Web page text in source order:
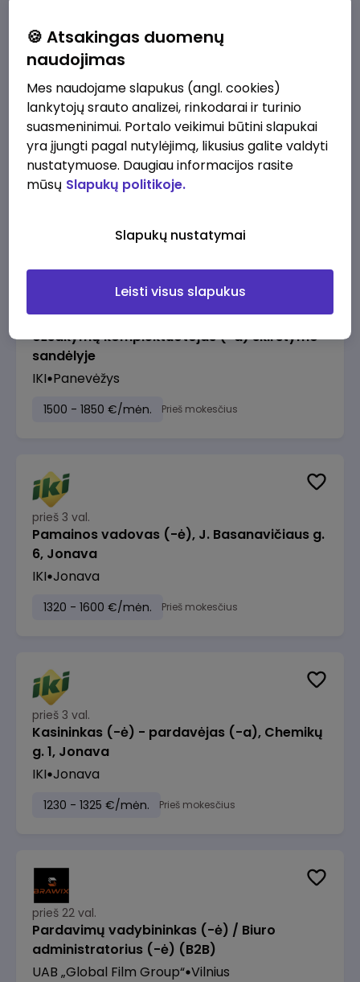
prieš 1 val.
Prekių surinkėjas (-a) - pickeris, Senasis
Ukmergės kelias 8, Avižieniai
IKI Vilnius
prieš 3 val.
Užsakymų komplektuotojas (-a) skirstymo
sandėlyje
IKI Panevėžys
1500 - 1850 €/mėn. Prieš mokesčius
prieš 3 val.
Pamainos vadovas (-ė), J. Basanavičiaus g.
6, Jonava
IKI Jonava
1320 - 1600 €/mėn. Prieš mokesčius
prieš 3 val.
Kasininkas (-ė) - pardavėjas (-a), Chemikų
g. 1, Jonava
IKI Jonava
1230 - 1325 €/mėn. Prieš mokesčius
prieš 22 val.
Pardavimų vadybininkas (-ė) / Biuro
administratorius (-ė) (B2B)
UAB „Global Film Group“ Vilnius
🍪 Atsakingas duomenų
naudojimas
Mes naudojame slapukus (angl. cookies)
lankytojų srauto analizei, rinkodarai ir turinio
suasmeninimui. Portalo veikimui būtini slapukai
yra įjungti pagal nutylėjimą, likusius galite valdyti
nustatymuose. Daugiau informacijos rasite
mūsų Slapukų politikoje.
Slapukų nustatymai
Leisti visus slapukus